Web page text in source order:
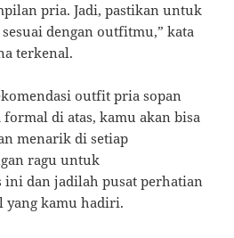
pria. Jadi, pastikan untuk
dengan outfitmu,” kata
terkenal.
outfit pria sopan
di atas, kamu akan bisa
menarik di setiap
ragu untuk
ini dan jadilah pusat perhatian
yang kamu hadiri.